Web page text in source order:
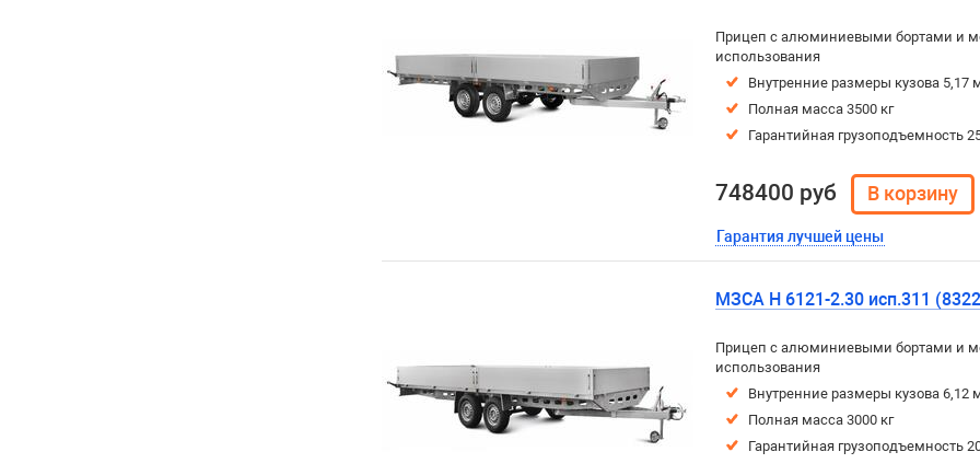
Прицеп с алюминиевыми бортами и
использования
Внутренние размеры кузова 5,17
Полная масса 3500 кг
Гарантийная грузоподъемность
748400 руб
Гарантия лучшей цены
МЗСА H 6121-2.30 исп.311
Прицеп с алюминиевыми бортами и
использования
Внутренние размеры кузова 6,12
Полная масса 3000 кг
Гарантийная грузоподъемность